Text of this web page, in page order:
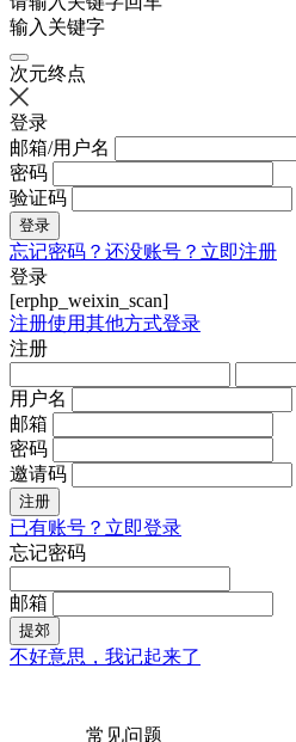
输入关键字
次元终点
登录
邮箱/用户名
密码
验证码
登录
忘记密码？ 还没账号？立即注册
登录
[erphp_weixin_scan]
注册使用其他方式登录
注册
用户名
邮箱
密码
邀请码
注册
已有账号？立即登录
忘记密码
邮箱
提郊
不好意思，我记起来了
常见问题